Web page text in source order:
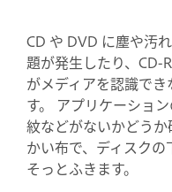
CD や DVD に塵や汚
題が発生したり、CD-
がメディアを認識で
す。 アプリケーショ
紋などがないかどう
かい布で、ディスク
そっとふきます。